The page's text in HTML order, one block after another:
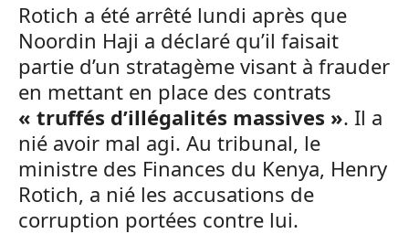
Rotich a été arrêté lundi après que
Noordin Haji a déclaré qu’il faisait
partie d’un stratagème visant à frauder
en mettant en place des contrats
« truffés d’illégalités massives ». Il a
nié avoir mal agi. Au tribunal, le
ministre des Finances du Kenya, Henry
Rotich, a nié les accusations de
corruption portées contre lui.